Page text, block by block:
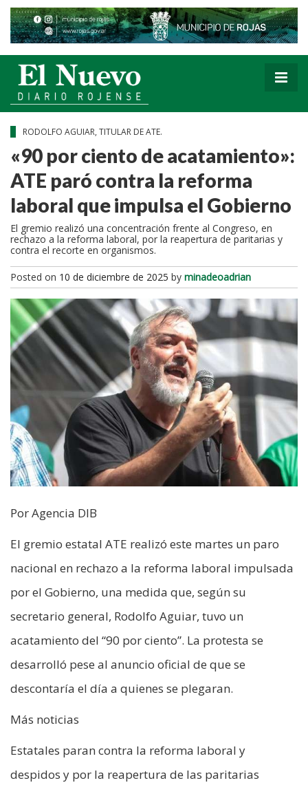
RODOLFO AGUIAR, TITULAR DE ATE.
«90 por ciento de acatamiento»:
ATE paró contra la reforma
laboral que impulsa el Gobierno
El gremio realizó una concentración frente al Congreso, en
rechazo a la reforma laboral, por la reapertura de paritarias y
contra el recorte en organismos.
Posted on 10 de diciembre de 2025 by minadeoadrian
Por Agencia DIB
El gremio estatal ATE realizó este martes un paro
nacional en rechazo a la reforma laboral impulsada
por el Gobierno, una medida que, según su
secretario general, Rodolfo Aguiar, tuvo un
acatamiento del “90 por ciento”. La protesta se
desarrolló pese al anuncio oficial de que se
descontaría el día a quienes se plegaran.
Más noticias
Estatales paran contra la reforma laboral y
despidos y por la reapertura de las paritarias